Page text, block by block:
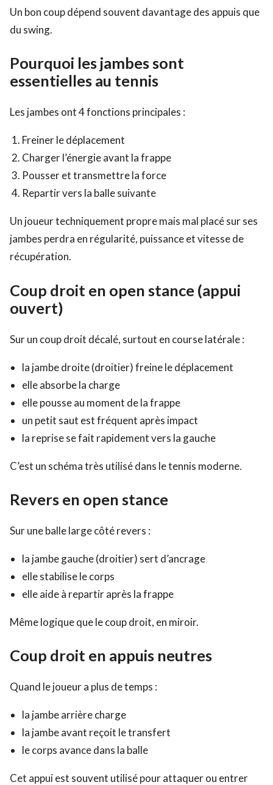
Un bon coup dépend souvent davantage des appuis que
du swing.
Pourquoi les jambes sont
essentielles au tennis
Les jambes ont 4 fonctions principales :
Freiner le déplacement
Charger l’énergie avant la frappe
Pousser et transmettre la force
Repartir vers la balle suivante
Un joueur techniquement propre mais mal placé sur ses
jambes perdra en régularité, puissance et vitesse de
récupération.
Coup droit en open stance (appui
ouvert)
Sur un coup droit décalé, surtout en course latérale :
la jambe droite (droitier) freine le déplacement
elle absorbe la charge
elle pousse au moment de la frappe
un petit saut est fréquent après impact
la reprise se fait rapidement vers la gauche
C’est un schéma très utilisé dans le tennis moderne.
Revers en open stance
Sur une balle large côté revers :
la jambe gauche (droitier) sert d’ancrage
elle stabilise le corps
elle aide à repartir après la frappe
Même logique que le coup droit, en miroir.
Coup droit en appuis neutres
Quand le joueur a plus de temps :
la jambe arrière charge
la jambe avant reçoit le transfert
le corps avance dans la balle
Cet appui est souvent utilisé pour attaquer ou entrer